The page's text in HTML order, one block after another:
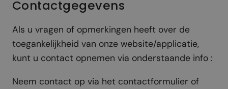
Contactgegevens
Als u vragen of opmerkingen heeft over de
toegankelijkheid van onze website/applicatie,
kunt u contact opnemen via onderstaande info :
Neem contact op via het contactformulier of